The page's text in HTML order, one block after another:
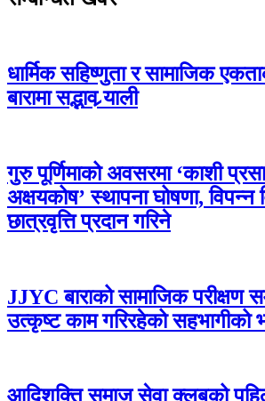
धार्मिक सहिष्णुता र सामाजिक
बारामा सद्भाव र्‍याली
गुरु पूर्णिमाको अवसरमा ‘काशी
अक्षयकोष’ स्थापना घोषणा, विपन्न
छात्रवृत्ति प्रदान गरिने
JJYC बाराको सामाजिक परीक्षण
उत्कृष्ट काम गरिरहेको सहभागीको
आदिशक्ति समाज सेवा क्लबको